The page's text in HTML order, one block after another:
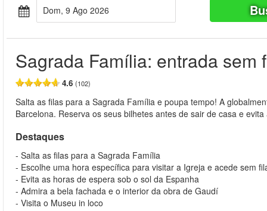
Dom, 9 Ago 2026
Sagrada Família: entrada sem
4.6 (102)
Salta as filas para a Sagrada Família e poupa tempo! A
Barcelona. Reserva os seus bilhetes antes de sair de casa e
Destaques
- Salta as filas para a Sagrada Família
- Escolhe uma hora específica para visitar a Igreja e acede sem
- Evita as horas de espera sob o sol da Espanha
- Admira a bela fachada e o interior da obra de Gaudí
- Visita o Museu in loco